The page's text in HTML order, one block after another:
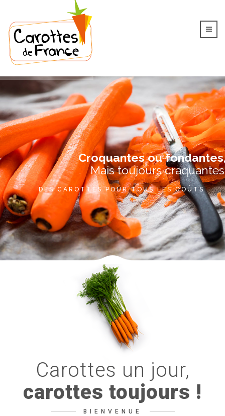
Croquantes ou
Mais toujours craquantes
DES CAROTTES POUR TOUS LES GOÛTS
Carottes un jour,
carottes toujours !
BIENVENUE